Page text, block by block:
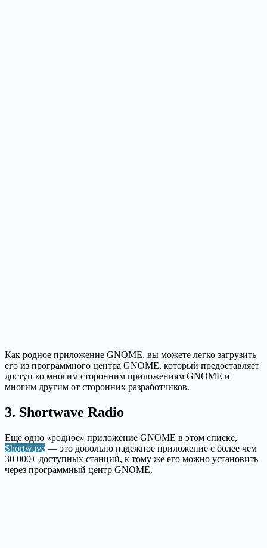
Как родное приложение GNOME, вы можете легко загрузить
его из программного центра GNOME, который предоставляет
доступ ко многим сторонним приложениям GNOME и
многим другим от сторонних разработчиков.
3. Shortwave Radio
Еще одно «родное» приложение GNOME в этом списке,
Shortwave — это довольно надежное приложение с более чем
30 000+ доступных станций, к тому же его можно установить
через программный центр GNOME.